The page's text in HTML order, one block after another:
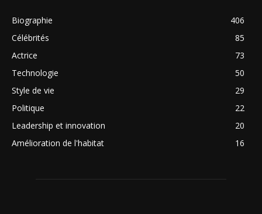
Biographie
406
Célébrités
85
Actrice
73
Technologie
50
Style de vie
29
Politique
22
Leadership et innovation
20
Amélioration de l'habitat
16